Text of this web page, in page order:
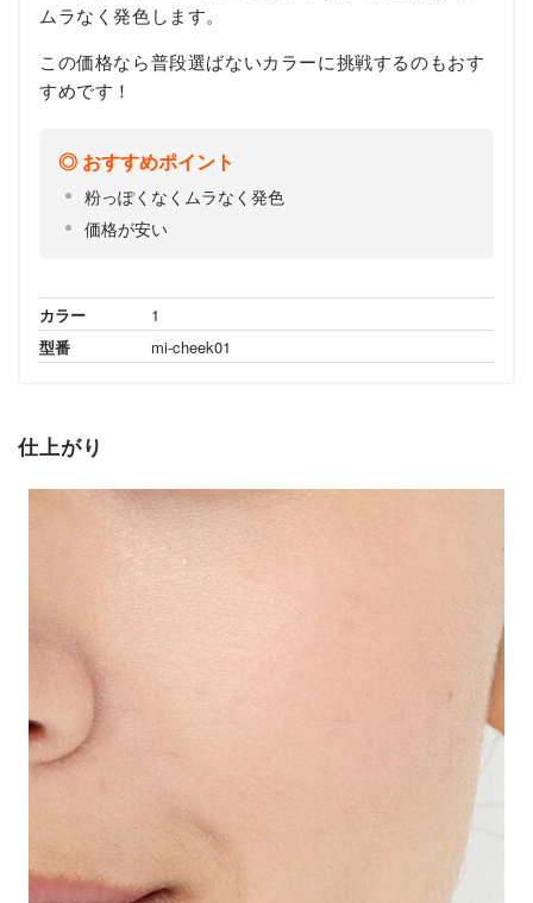
ムラなく発色します。
この価格なら普段選ばないカラーに挑戦するのもおす
すめです！
おすすめポイント
粉っぽくなくムラなく発色
価格が安い
カラー
1
型番
mi-cheek01
仕上がり